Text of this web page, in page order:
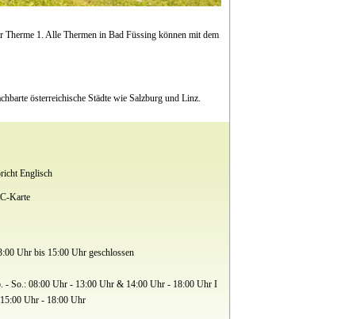
1. Alle Thermen in Bad Füssing können mit dem
österreichische Städte wie Salzburg und Linz.
Englisch
Karte
Uhr bis 15:00 Uhr geschlossen
- So.: 08:00 Uhr - 13:00 Uhr & 14:00 Uhr - 18:00 Uhr I
Uhr - 18:00 Uhr